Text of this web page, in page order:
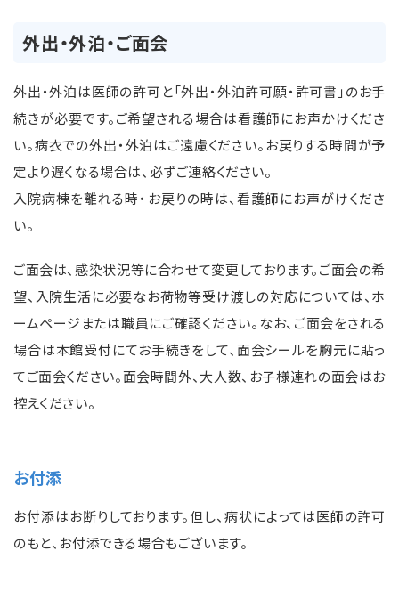
外出・外泊・ご面会
外出・外泊は医師の許可と「外出・外泊許可願・許可書」のお手
続きが必要です。ご希望される場合は看護師にお声かけくださ
い。病衣での外出・外泊はご遠慮ください。お戻りする時間が予
定より遅くなる場合は、必ずご連絡ください。
入院病棟を離れる時・お戻りの時は、看護師にお声がけくださ
い。
ご面会は、感染状況等に合わせて変更しております。ご面会の希
望、入院生活に必要なお荷物等受け渡しの対応については、ホ
ームページまたは職員にご確認ください。なお、ご面会をされる
場合は本館受付にてお手続きをして、面会シールを胸元に貼っ
てご面会ください。面会時間外、大人数、お子様連れの面会はお
控えください。
お付添
お付添はお断りしております。但し、病状によっては医師の許可
のもと、お付添できる場合もございます。